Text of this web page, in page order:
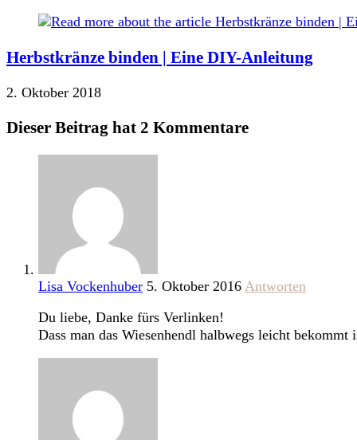
Herbstkränze binden | Eine DIY-Anleitung
2. Oktober 2018
Dieser Beitrag hat 2 Kommentare
Lisa Vockenhuber 5. Oktober 2016 Antworten
Du liebe, Danke fürs Verlinken!
Dass man das Wiesenhendl halbwegs leicht